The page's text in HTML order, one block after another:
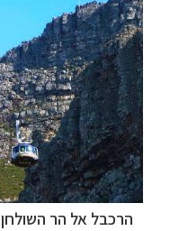
הרכבל אל הר השולחן